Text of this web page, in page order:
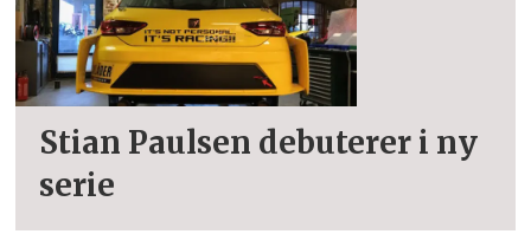
Stian Paulsen debuterer i ny
serie